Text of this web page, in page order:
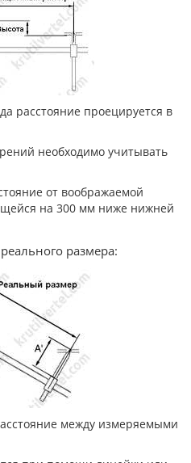
расстояние проецируется в
необходимо учитывать
от воображаемой
на 300 мм ниже нижней
размера:
между измеряемыми